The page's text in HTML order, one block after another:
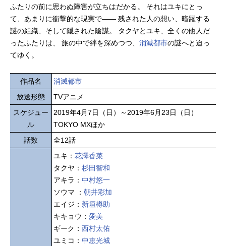
ふたりの前に思わぬ障害が立ちはだかる。 それはユキにとっ
て、あまりに衝撃的な現実で―― 残された人の想い、暗躍する
謎の組織、そして隠された陰謀。 タクヤとユキ、全くの他人だ
ったふたりは、 旅の中で絆を深めつつ、 消滅都市の謎へと迫っ
てゆく。
作品名
消滅都市
放送形態
TVアニメ
スケジュー
ル
2019年4月7日（日）～2019年6月23日（日）
TOKYO MXほか
話数
全12話
ユキ： 花澤香菜
タクヤ： 杉田智和
アキラ： 中村悠一
ソウマ ： 朝井彩加
エイジ： 新垣樽助
キキョウ： 愛美
ギーク： 西村太佑
ユミコ： 中恵光城